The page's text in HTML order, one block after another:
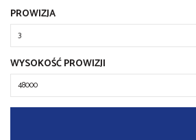
PROWIZJA
WYSOKOŚĆ PROWIZJI